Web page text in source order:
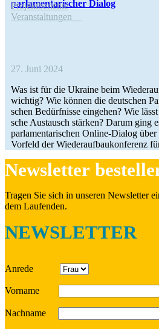
par­la­men­ta­ri­scher Dialog
Pro­jekt­be­richte
Ver­an­stal­tun­gen
27. Juni 2024
Was ist für die Ukraine beim
wichtig? Wie können die deut­schen
schen Bedürf­nisse ein­ge­hen? Wie
sche Aus­tausch stärken? Darum ging
par­la­men­ta­ri­schen Online-Dialog
Vorfeld der Wie­der­auf­bau­kon­fe­renz
News­let­ter
Tragen Sie sich in unseren News­let­ter
dem Laufenden.
NEWSLETTER
Anrede
Vorname
Nach­name